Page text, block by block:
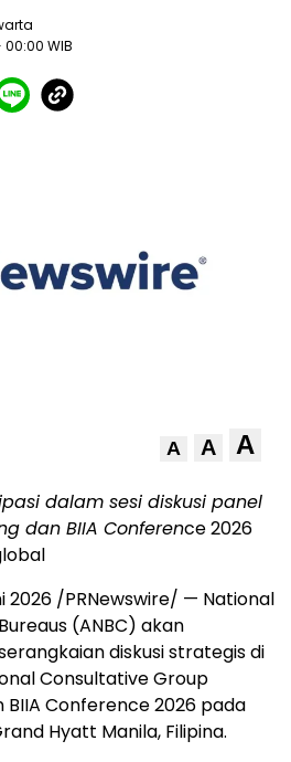
00:00 WIB
A A A
dalam sesi diskusi panel
dan BIIA Conference 2026
2026 /PRNewswire/ — National
(ANBC) akan
diskusi strategis di
Consultative Group
BIIA Conference 2026 pada
Hyatt Manila, Filipina.